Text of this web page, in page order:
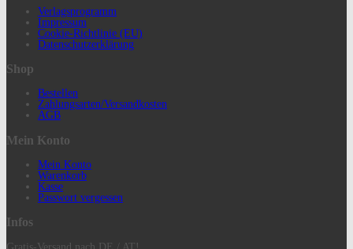
Verlagsprogramm
Impressum
Cookie-Richtlinie (EU)
Datenschutzerklärung
Shop
Bestellen
Zahlungsarten/Versandkosten
AGB
Mein Konto
Mein Konto
Warenkorb
Kasse
Passwort vergessen
Infos